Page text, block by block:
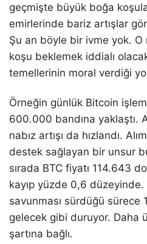
geçmişte büyük boğa
emirlerinde bariz artışlar
Şu an böyle bir ivme yok.
koşu beklemek iddialı
temellerinin moral verdiği
Örneğin günlük Bitcoin işlem
600.000 bandına yaklaştı.
nabız artışı da hızlandı.
destek sağlayan bir unsur bu.
sırada BTC fiyatı 114.643
kayıp yüzde 0,6
savunması sürdüğü
gelecek gibi duruyor. Daha
şartına bağlı.